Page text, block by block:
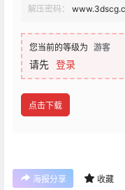
解压密码：
您当前的等级为 游客
请先 登录
点击下载
海报分享 收藏